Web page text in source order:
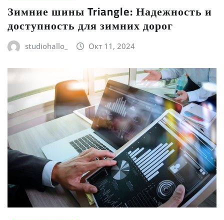
Зимние шины Triangle: Надежность и
доступность для зимних дорог
studiohallo_ Окт 11, 2024